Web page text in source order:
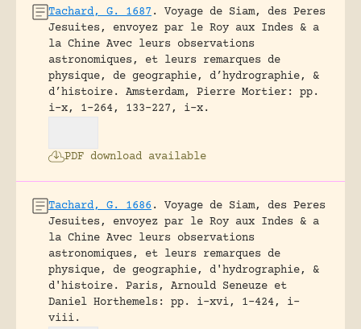
Tachard, G. 1687.
Voyage de Siam, des Peres
Jesuites, envoyez par le Roy aux Indes & a
la Chine Avec leurs observations
astronomiques, et leurs remarques de
physique, de geographie, d’hydrographie, &
d’histoire.
Amsterdam, Pierre Mortier: pp.
i-x, 1-264, 133-227, i-x.
PDF download available
Tachard, G. 1686 .
Voyage de Siam, des Peres
Jesuites, envoyez par le Roy aux Indes & a
la Chine Avec leurs observations
astronomiques, et leurs remarques de
physique, de geographie, d'hydrographie, &
d'histoire.
Paris, Arnould Seneuze et
Daniel Horthemels: pp. i-xvi, 1-424, i-
viii.